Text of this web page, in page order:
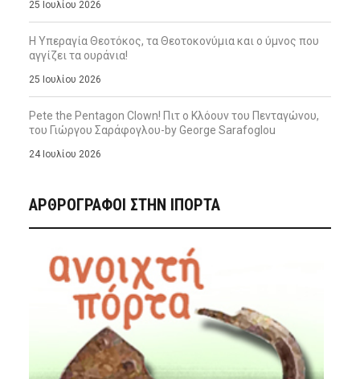
25 Ιουλίου 2026
Η Υπεραγία Θεοτόκος, τα Θεοτοκονύμια και ο ύμνος που
αγγίζει τα ουράνια!
25 Ιουλίου 2026
Pete the Pentagon Clown! Πιτ ο Κλόουν του Πενταγώνου,
του Γιώργου Σαράφογλου-by George Sarafoglou
24 Ιουλίου 2026
ΑΡΘΡΟΓΡΑΦΟΙ ΣΤΗΝ IΠΟΡΤΑ